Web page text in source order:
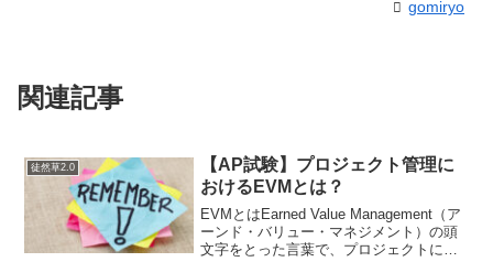
gomiryo
関連記事
徒然草2.0
【AP試験】プロジェクト管理に
おけるEVMとは？
EVMとはEarned Value Management（ア
ーンド・バリュー・マネジメント）の頭
文字をとった言葉で、プロジェクトにお